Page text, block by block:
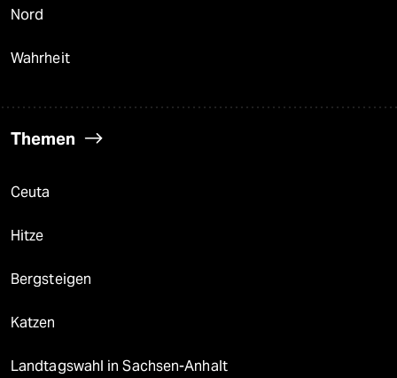
Nord
Wahrheit
Themen
Ceuta
Hitze
Bergsteigen
Katzen
Landtagswahl in Sachsen-Anhalt